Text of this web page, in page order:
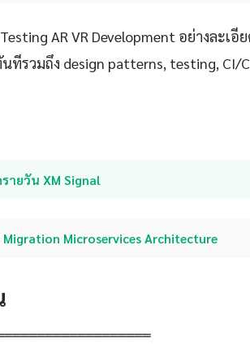
AR VR Development อย่างละเ
รวมถึง design patterns, testing, CI/
ยวัน XM Signal
Migration Microservices Architecture